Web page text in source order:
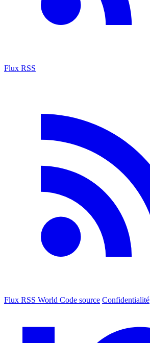
Flux RSS
Flux RSS World Code source Confidentialité